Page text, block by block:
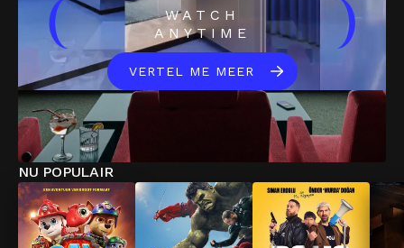
(
WATCH
ANYTIME
)
VERTEL ME MEER
NU POPULAIR